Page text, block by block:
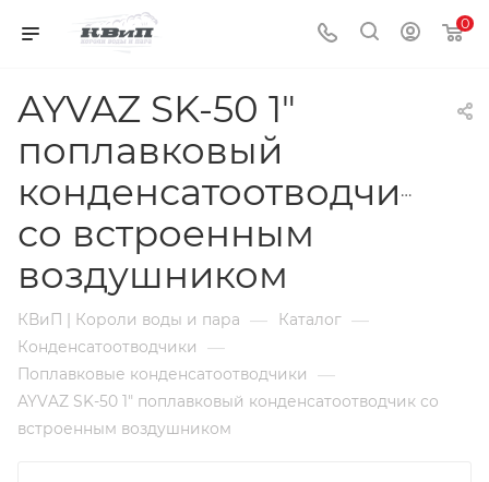
0
AYVAZ SK-50 1"
поплавковый
конденсатоотводчик
со встроенным
воздушником
КВиП | Короли воды и пара — Каталог —
Конденсатоотводчики —
Поплавковые конденсатоотводчики —
AYVAZ SK-50 1" поплавковый конденсатоотводчик со
встроенным воздушником